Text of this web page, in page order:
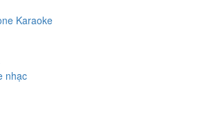
Karaoke
nhạc